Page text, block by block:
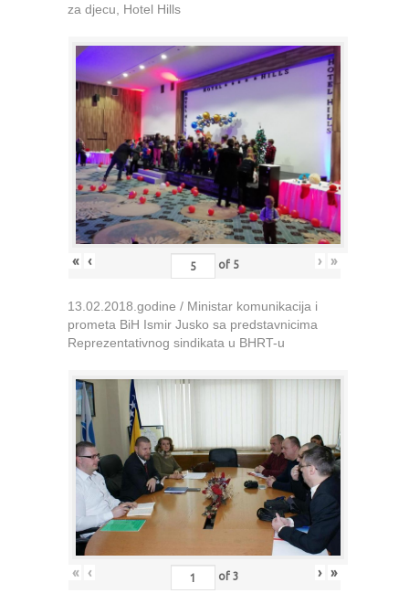
za djecu, Hotel Hills
« ‹ of 5 › »
13.02.2018.godine / Ministar komunikacija i
prometa BiH Ismir Jusko sa predstavnicima
Reprezentativnog sindikata u BHRT-u
« ‹ of 3 › »